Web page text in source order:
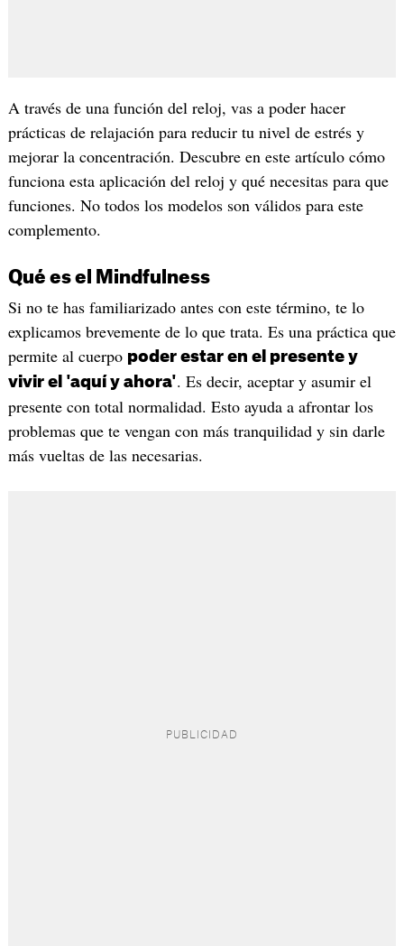
A través de una función del reloj, vas a poder hacer
prácticas de relajación para reducir tu nivel de estrés y
mejorar la concentración. Descubre en este artículo cómo
funciona esta aplicación del reloj y qué necesitas para que
funciones. No todos los modelos son válidos para este
complemento.
Qué es el Mindfulness
Si no te has familiarizado antes con este término, te lo
explicamos brevemente de lo que trata. Es una práctica que
permite al cuerpo poder estar en el presente y
vivir el 'aquí y ahora'. Es decir, aceptar y asumir el
presente con total normalidad. Esto ayuda a afrontar los
problemas que te vengan con más tranquilidad y sin darle
más vueltas de las necesarias.